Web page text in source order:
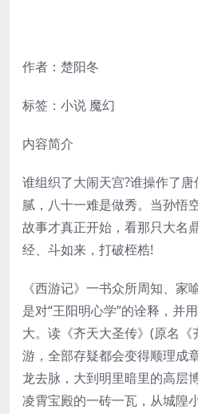
作者：楚阳冬
标签：小说 魔幻
内容简介
谁组织了大闹天宫?谁操作了
腻，八十一难是做秀。当孙悟
故事才真正开始，看那只大名
经、斗如来，打破桎梏!
《西游记》一书众所周知、家
是对“王阳明心学”的诠释，并
大。读《齐天大圣传》(原名
游，全部存疑都会变得顺理成
龙去脉，大到明里暗里的高层
凌霄宝殿的一砖一瓦，从城隍